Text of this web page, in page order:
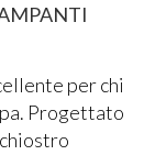
per chi
Progettato